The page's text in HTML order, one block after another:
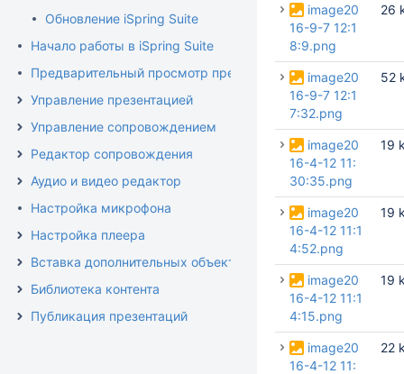
Обновление iSpring Suite
Начало работы в iSpring Suite
Предварительный просмотр презентации
Управление презентацией
Управление сопровождением
Редактор сопровождения
Аудио и видео редактор
Настройка микрофона
Настройка плеера
Вставка дополнительных объектов
Библиотека контента
Публикация презентаций
image20
16-9-7 12:1
8:9.png
26
image20
16-9-7 12:1
7:32.png
52
image20
16-4-12 11:
30:35.png
19
image20
16-4-12 11:1
4:52.png
19
image20
16-4-12 11:1
4:15.png
19
image20
16-4-12 11:
22